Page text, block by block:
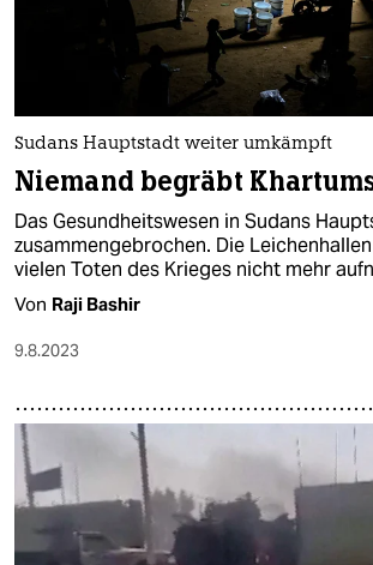
Sudans Hauptstadt weiter umkämpft
Niemand begräbt
Das Gesundheitswesen in Sudans
zusammengebrochen. Die
vielen Toten des Krieges nicht mehr
Von Raji Bashir
9.8.2023